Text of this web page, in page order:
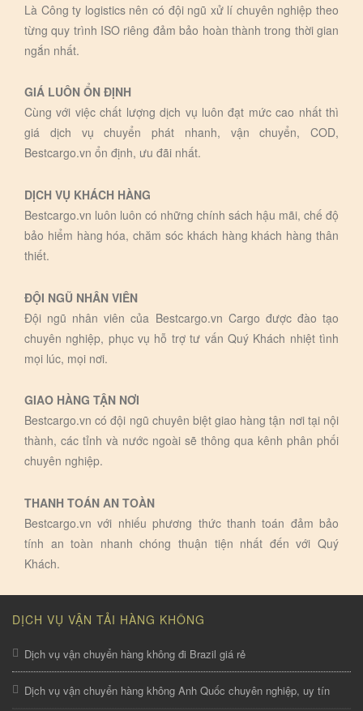
Là Công ty logistics nên có đội ngũ xử lí chuyên nghiệp theo
từng quy trình ISO riêng đảm bảo hoàn thành trong thời gian
ngắn nhất.
GIÁ LUÔN ỔN ĐỊNH
Cùng với việc chất lượng dịch vụ luôn đạt mức cao nhất thì
giá dịch vụ chuyển phát nhanh, vận chuyển, COD,
Bestcargo.vn ổn định, ưu đãi nhất.
DỊCH VỤ KHÁCH HÀNG
Bestcargo.vn luôn luôn có những chính sách hậu mãi, chế độ
bảo hiểm hàng hóa, chăm sóc khách hàng khách hàng thân
thiết.
ĐỘI NGŨ NHÂN VIÊN
Đội ngũ nhân viên của Bestcargo.vn Cargo được đào tạo
chuyên nghiệp, phục vụ hỗ trợ tư vấn Quý Khách nhiệt tình
mọi lúc, mọi nơi.
GIAO HÀNG TẬN NƠI
Bestcargo.vn có đội ngũ chuyên biệt giao hàng tận nơi tại nội
thành, các tỉnh và nước ngoài sẽ thông qua kênh phân phối
chuyên nghiệp.
THANH TOÁN AN TOÀN
Bestcargo.vn với nhiếu phương thức thanh toán đảm bảo
tính an toàn nhanh chóng thuận tiện nhất đến với Quý
Khách.
DỊCH VỤ VẬN TẢI HÀNG KHÔNG
Dịch vụ vận chuyển hàng không đi Brazil giá rẻ
Dịch vụ vận chuyển hàng không Anh Quốc chuyên nghiệp, uy tín